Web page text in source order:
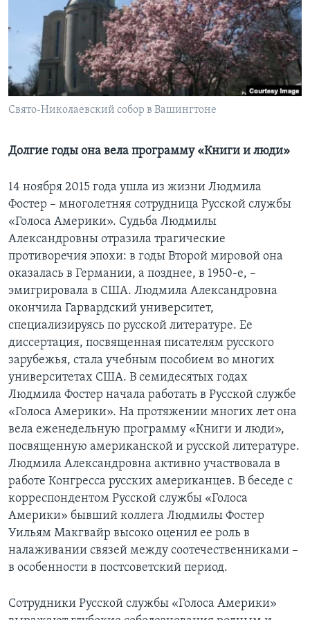
Learning English
СОЦИАЛЬНЫЕ СЕТИ
Свято-Николаевский собор в Вашингтоне
Долгие годы она вела программу «Книги и люди»
14 ноября 2015 года ушла из жизни Людмила
Фостер – многолетняя сотрудница Русской службы
«Голоса Америки». Судьба Людмилы
Александровны отразила трагические
противоречия эпохи: в годы Второй мировой она
оказалась в Германии, а позднее, в 1950-е, –
эмигрировала в США. Людмила Александровна
окончила Гарвардский университет,
специализируясь по русской литературе. Ее
диссертация, посвященная писателям русского
зарубежья, стала учебным пособием во многих
университетах США. В семидесятых годах
Людмила Фостер начала работать в Русской службе
«Голоса Америки». На протяжении многих лет она
вела еженедельную программу «Книги и люди»,
посвященную американской и русской литературе.
Людмила Александровна активно участвовала в
работе Конгресса русских американцев. В беседе с
корреспондентом Русской службы «Голоса
Америки» бывший коллега Людмилы Фостер
Уильям Макгвайр высоко оценил ее роль в
налаживании связей между соотечественниками –
в особенности в постсоветский период.
Сотрудники Русской службы «Голоса Америки»